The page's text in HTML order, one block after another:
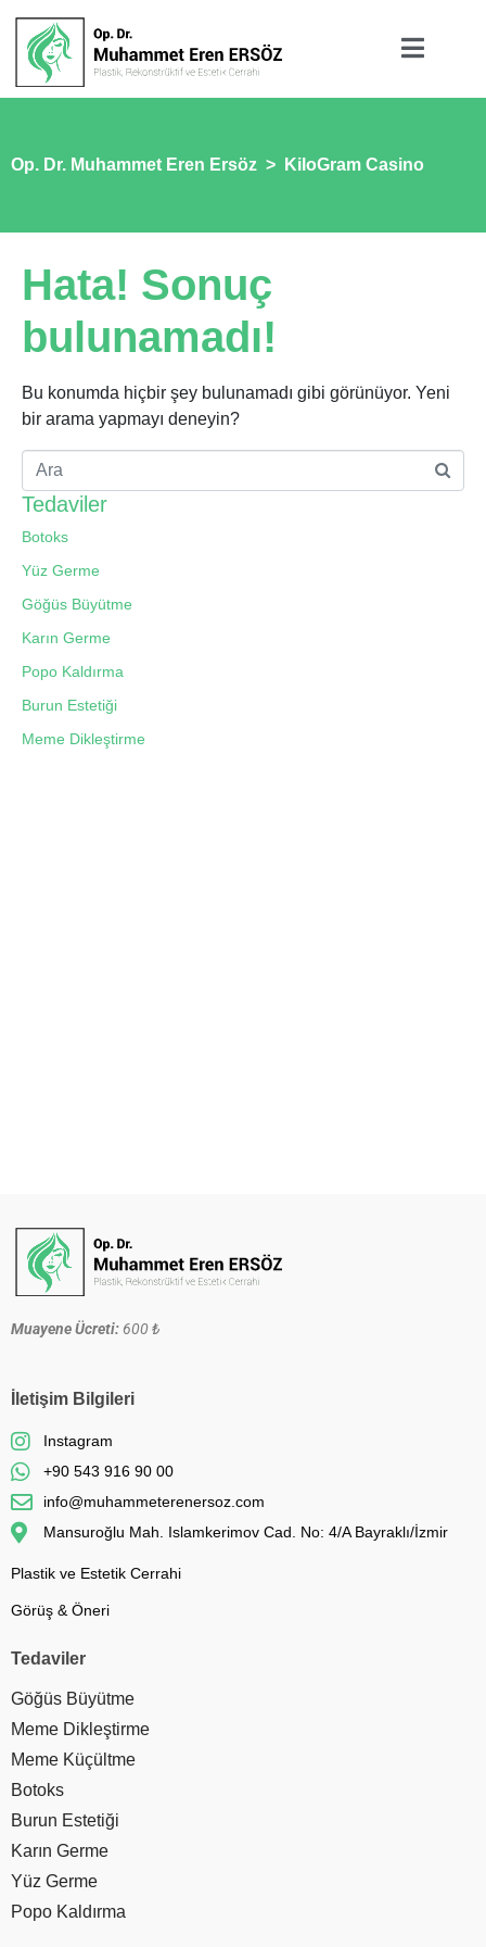
Op. Dr. Muhammet Eren Ersöz > KiloGram Casino
Hata! Sonuç
bulunamadı!
Bu konumda hiçbir şey bulunamadı gibi görünüyor. Yeni
bir arama yapmayı deneyin?
Tedaviler
Botoks
Yüz Germe
Göğüs Büyütme
Karın Germe
Popo Kaldırma
Burun Estetiği
Meme Dikleştirme
Muayene Ücreti: 600 ₺
İletişim Bilgileri
Instagram
+90 543 916 90 00
info@muhammeterenersoz.com
Mansuroğlu Mah. Islamkerimov Cad. No: 4/A Bayraklı/İzmir
Plastik ve Estetik Cerrahi
Görüş & Öneri
Tedaviler
Göğüs Büyütme
Meme Dikleştirme
Meme Küçültme
Botoks
Burun Estetiği
Karın Germe
Yüz Germe
Popo Kaldırma